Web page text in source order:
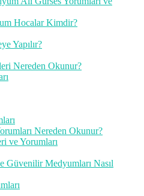
Hocalar Kimdir?
Yapılır?
Nereden Okunur?
Nereden Okunur?
ve Yorumları
Güvenilir Medyumları Nasıl